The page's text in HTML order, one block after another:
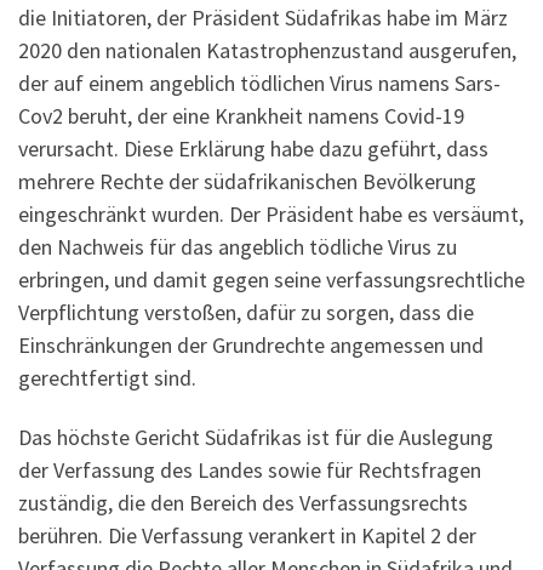
die Initiatoren, der Präsident Südafrikas habe im März
2020 den nationalen Katastrophenzustand ausgerufen,
der auf einem angeblich tödlichen Virus namens Sars-
Cov2 beruht, der eine Krankheit namens Covid-19
verursacht. Diese Erklärung habe dazu geführt, dass
mehrere Rechte der südafrikanischen Bevölkerung
eingeschränkt wurden. Der Präsident habe es versäumt,
den Nachweis für das angeblich tödliche Virus zu
erbringen, und damit gegen seine verfassungsrechtliche
Verpflichtung verstoßen, dafür zu sorgen, dass die
Einschränkungen der Grundrechte angemessen und
gerechtfertigt sind.
Das höchste Gericht Südafrikas ist für die Auslegung
der Verfassung des Landes sowie für Rechtsfragen
zuständig, die den Bereich des Verfassungsrechts
berühren. Die Verfassung verankert in Kapitel 2 der